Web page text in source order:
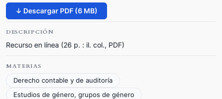
↓ Descargar PDF (6 MB)
DESCRIPCIÓN
Recurso en línea (26 p. : il. col., PDF)
MATERIAS
Derecho contable y de auditoría
Estudios de género, grupos de género